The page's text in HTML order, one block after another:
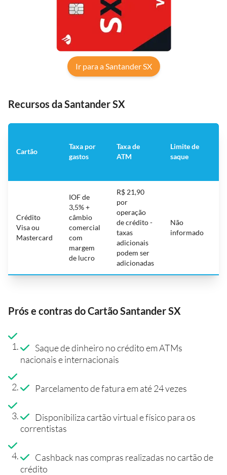
Ir para a Santander SX
Recursos da Santander SX
Cartão
Taxa por
gastos
Taxa de
ATM
Limite de
saque
Crédito
Visa ou
Mastercard
IOF de
3,5% +
câmbio
comercial
com
margem
de lucro
R$ 21,90
por
operação
de crédito -
taxas
adicionais
podem ser
adicionadas
Não
informado
Prós e contras do Cartão Santander SX
Saque de dinheiro no crédito em ATMs
nacionais e internacionais
Parcelamento de fatura em até 24 vezes
Disponibiliza cartão virtual e físico para os
correntistas
Cashback nas compras realizadas no cartão de
crédito